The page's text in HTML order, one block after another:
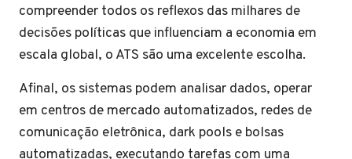
compreender todos os reflexos das milhares de
decisões políticas que influenciam a economia em
escala global, o ATS são uma excelente escolha.
Afinal, os sistemas podem analisar dados, operar
em centros de mercado automatizados, redes de
comunicação eletrônica, dark pools e bolsas
automatizadas, executando tarefas com uma